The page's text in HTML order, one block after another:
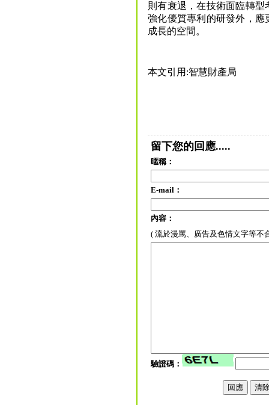
則有衰退，在技術面臨轉
強化優質專利的研發外，
成長的空間。
本文引用:智慧財產局
留下您的回應.....
暱稱：
E-mail：
內容：
( 流於漫罵、廣告及色情文字等不
驗證碼：